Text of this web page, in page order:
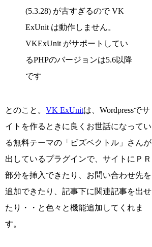
(5.3.28) が古すぎるので VK
ExUnit は動作しません。
VKExUnit がサポートしてい
るPHPのバージョンは5.6以降
です
とのこと。VK ExUnitは、Wordpressでサ
イトを作るときに良くお世話になってい
る無料テーマの「ビズベクトル」さんが
出しているプラグインで、サイトにＰＲ
部分を挿入できたり、お問い合わせ先を
追加できたり、記事下に関連記事を出せ
たり・・と色々と機能追加してくれま
す。